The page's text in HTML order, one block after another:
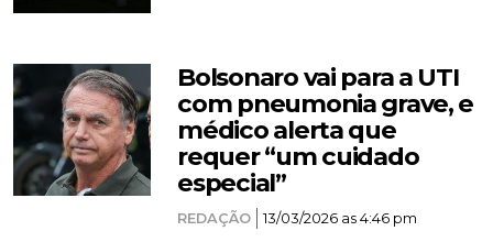
Bolsonaro vai para a UTI
com pneumonia grave, e
médico alerta que
requer “um cuidado
especial”
REDAÇÃO 13/03/2026 as 4:46 pm